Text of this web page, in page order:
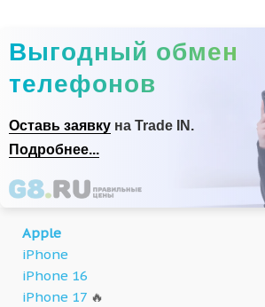
Выгодный обмен
телефонов
Оставь заявку на Trade IN.
Подробнее...
Apple
iPhone
iPhone 16
iPhone 17 🔥